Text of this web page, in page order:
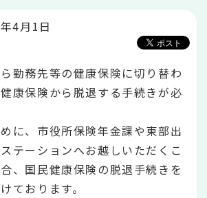
4月1日
勤務先等の健康保険に切り替わ
康保険から脱退する手続きが必
に、市役所保険年金課や東部出
テーションへお越しいただくこ
、国民健康保険の脱退手続きを
ております。